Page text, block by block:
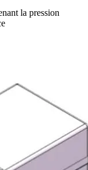
la pression